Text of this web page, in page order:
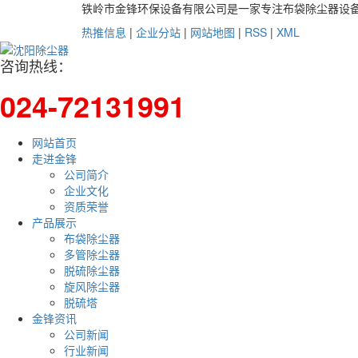
铁岭市金锋环保设备有限公司是一家专注布袋除尘器设
热推信息 | 企业分站 | 网站地图 | RSS | XML
咨询热线：
024-72131991
网站首页
走进金锋
公司简介
企业文化
资质荣誉
产品展示
布袋除尘器
多管除尘器
脱硫除尘器
旋风除尘器
脱硫塔
金锋资讯
公司新闻
行业新闻